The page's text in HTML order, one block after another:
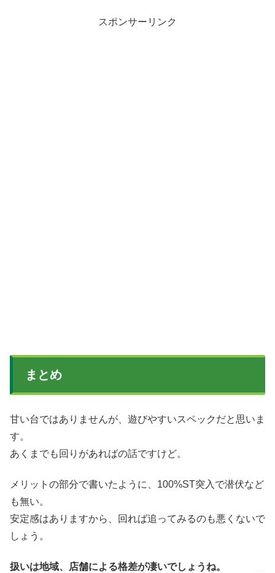
スポンサーリンク
まとめ
甘い台ではありませんが、遊びやすいスペックだと思いま
す。
あくまでも回りがあればの話ですけど。
メリットの部分で書いたように、100%ST突入で潜伏など
も無い。
安定感はありますから、回れば追ってみるのも悪くないで
しょう。
扱いは地域、店舗による格差が凄いでしょうね。